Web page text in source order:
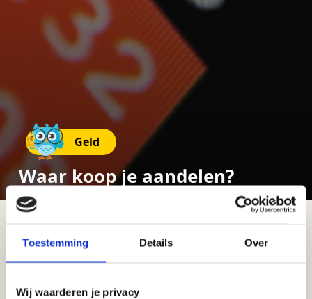
Toestemming Details Over
Wij waarderen je privacy
Geld
Waar koop je aandelen?
Misschien heb je wel eens horen praten over
‘aandelen kopen’. Maar wat betekent dat nou